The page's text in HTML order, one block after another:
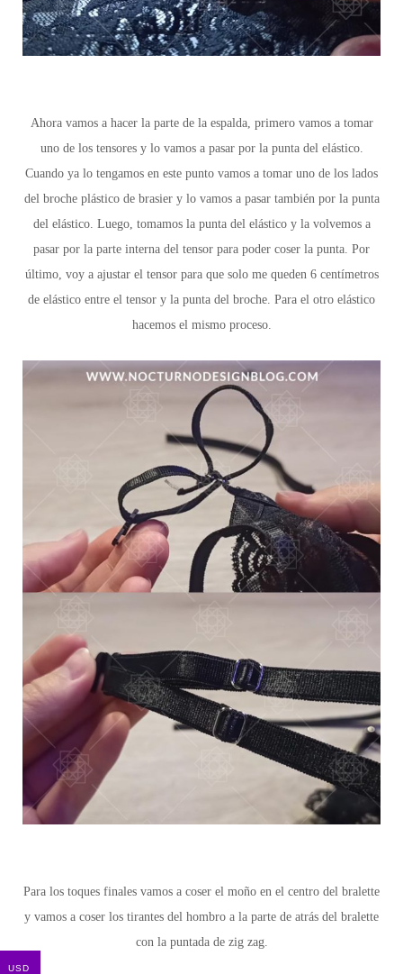
Ahora vamos a hacer la parte de la espalda, primero vamos a tomar
uno de los tensores y lo vamos a pasar por la punta del elástico.
Cuando ya lo tengamos en este punto vamos a tomar uno de los lados
del broche plástico de brasier y lo vamos a pasar también por la punta
del elástico. Luego, tomamos la punta del elástico y la volvemos a
pasar por la parte interna del tensor para poder coser la punta. Por
último, voy a ajustar el tensor para que solo me queden 6 centímetros
de elástico entre el tensor y la punta del broche. Para el otro elástico
hacemos el mismo proceso.
Para los toques finales vamos a coser el moño en el centro del bralette
y vamos a coser los tirantes del hombro a la parte de atrás del bralette
con la puntada de zig zag.
USD